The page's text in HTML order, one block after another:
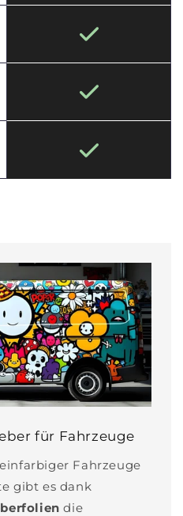
für Fahrzeuge
Fahrzeuge
gibt es dank
die